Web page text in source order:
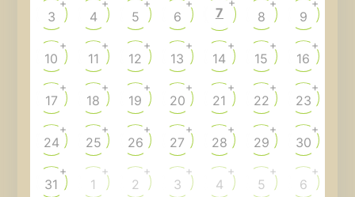
3
+
4
+
5
+
6
+
7 8
+
9
+
10
+
11
+
12
+
13
+
14
+
15
+
16
+
17
+
18
+
19
+
20
+
21
+
22
+
23
+
24
+
25
+
26
+
27
+
28
+
29
+
30
+
31
+
1
+
2
+
3
+
4
+
5
+
6
+